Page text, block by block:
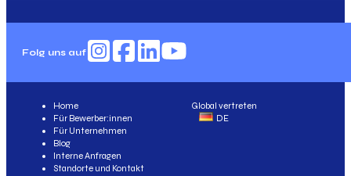
Folg uns auf
Global vertreten
DE
Home
Für Bewerber:innen
Für Unternehmen
Blog
Interne Anfragen
Standorte und Kontakt